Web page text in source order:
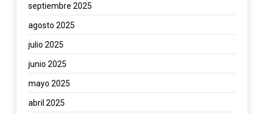
septiembre 2025
agosto 2025
julio 2025
junio 2025
mayo 2025
abril 2025